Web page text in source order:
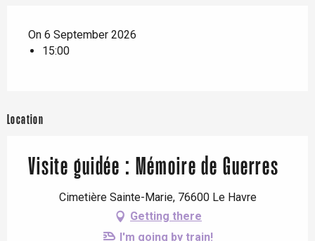
On 6 September 2026
15:00
Location
Visite guidée : Mémoire de Guerres
Cimetière Sainte-Marie, 76600 Le Havre
Getting there
I'm going by train!